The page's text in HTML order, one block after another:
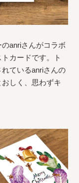
anriさんがコラボ
カードです。ト
ているanriさんの
しく、思わずキ